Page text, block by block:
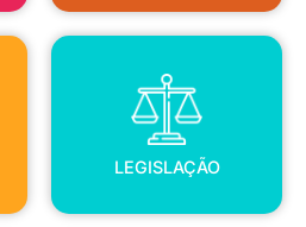
LEGISLAÇÃO
LEGISLAÇÃO